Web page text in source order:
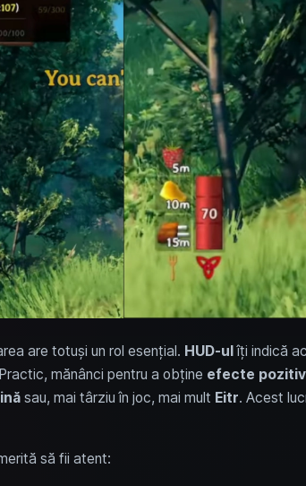
are totuși un rol esențial. HUD-ulîți indică
mănânci pentru a obține efecte
sau, mai târziu în joc, mai mult Eitr. Acest
să fii atent: